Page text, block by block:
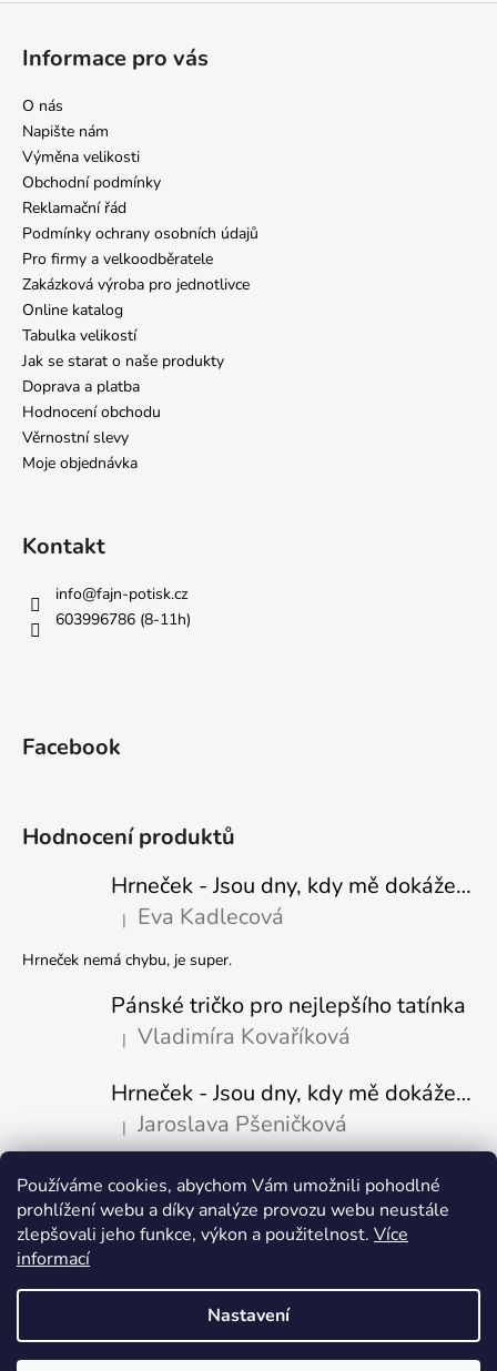
Používáme cookies, abychom Vám umožnili pohodlné
prohlížení webu a díky analýze provozu webu neustále
zlepšovali jeho funkce, výkon a použitelnost. Více
informací
Nastavení
Informace pro vás
O nás
Napište nám
Výměna velikosti
Obchodní podmínky
Reklamační řád
Podmínky ochrany osobních údajů
Pro firmy a velkoodběratele
Zakázková výroba pro jednotlivce
Online katalog
Tabulka velikostí
Jak se starat o naše produkty
Doprava a platba
Hodnocení obchodu
Věrnostní slevy
Moje objednávka
Kontakt
info@fajn-potisk.cz
603996786 (8-11h)
Facebook
Hodnocení produktů
Hrneček - Jsou dny, kdy mě dokáže nasrat i vzduch - Sova
Hodnocení produktu je 5 z 5 hvězdiček.
| Eva Kadlecová
Hrneček nemá chybu, je super.
Pánské tričko pro nejlepšího tatínka
Hodnocení produktu je 5 z 5 hvězdiček.
| Vladimíra Kovaříková
Hrneček - Jsou dny, kdy mě dokáže nasrat i vzduch-naštvaný pejsek
Hodnocení produktu je 5 z 5 hvězdiček.
| Jaroslava Pšeničková
Přijímáme online platby
Copyright 2026Fajn-potisk.cz. Všechna práva vyhrazena.Upravit